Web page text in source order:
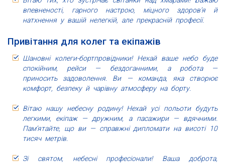
впевненості, гарного настрою, міцного здоров’я й
натхнення у вашій нелегкій, але прекрасній професії.
Привітання для колег та екіпажів
Шановні колеги-бортпровідники! Нехай ваше небо буде
спокійним, рейси — бездоганними, а робота —
приносить задоволення. Ви — команда, яка створює
комфорт, безпеку й чарівну атмосферу на борту.
Вітаю нашу небесну родину! Нехай усі польоти будуть
легкими, екіпаж — дружним, а пасажири — вдячними.
Пам’ятайте, що ви — справжні дипломати на висоті 10
тисяч метрів.
Зі святом, небесні професіонали! Ваша доброта,